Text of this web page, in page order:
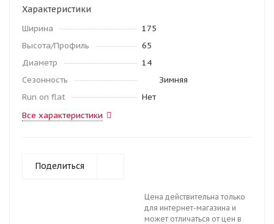
Характеристики
Ширина
175
Высота/Профиль
65
Диаметр
14
Сезонность
Зимняя
Run on flat
Нет
Все характеристики
Поделиться
Цена действительна только
для интернет-магазина и
может отличаться от цен в